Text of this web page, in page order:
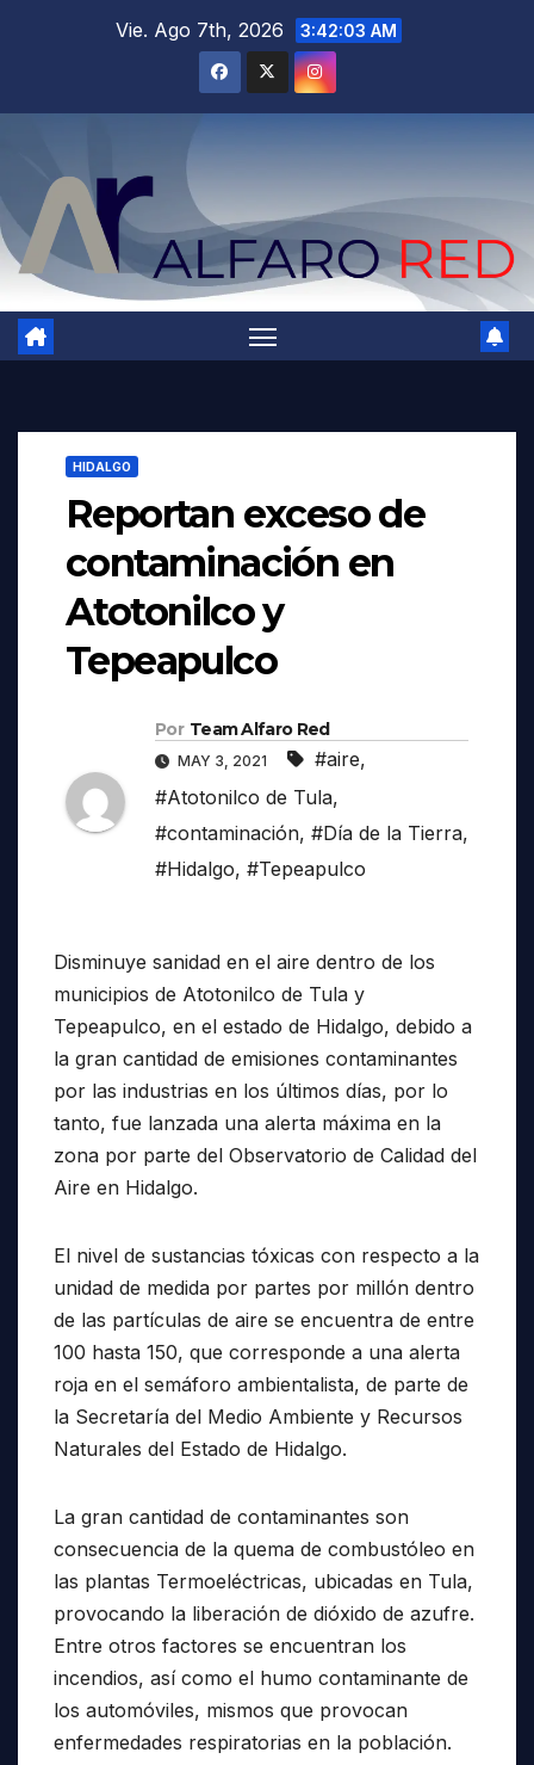
Vie. Ago 7th, 2026 3:42:04 AM
HIDALGO
Reportan exceso de
contaminación en
Atotonilco y
Tepeapulco
Por Team Alfaro Red
MAY 3, 2021 #aire,
#Atotonilco de Tula,
#contaminación, #Día de la Tierra,
#Hidalgo, #Tepeapulco
Disminuye sanidad en el aire dentro de los
municipios de Atotonilco de Tula y
Tepeapulco, en el estado de Hidalgo, debido a
la gran cantidad de emisiones contaminantes
por las industrias en los últimos días, por lo
tanto, fue lanzada una alerta máxima en la
zona por parte del Observatorio de Calidad del
Aire en Hidalgo.
El nivel de sustancias tóxicas con respecto a la
unidad de medida por partes por millón dentro
de las partículas de aire se encuentra de entre
100 hasta 150, que corresponde a una alerta
roja en el semáforo ambientalista, de parte de
la Secretaría del Medio Ambiente y Recursos
Naturales del Estado de Hidalgo.
La gran cantidad de contaminantes son
consecuencia de la quema de combustóleo en
las plantas Termoeléctricas, ubicadas en Tula,
provocando la liberación de dióxido de azufre.
Entre otros factores se encuentran los
incendios, así como el humo contaminante de
los automóviles, mismos que provocan
enfermedades respiratorias en la población.